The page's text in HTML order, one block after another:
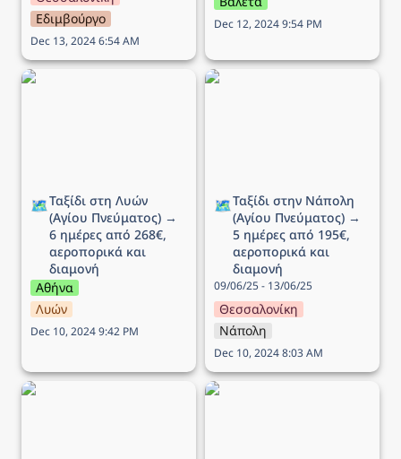
Εδιμβούργο
Dec 13, 2024 6:54 AM
Dec 12, 2024 9:54 PM
Ταξίδι στη Λυών (Αγίου
🗺️Ταξίδι στη Λυών
(Αγίου Πνεύματος) →
6 ημέρες από 268€,
αεροπορικά και
διαμονή
Αθήνα
Λυών
Dec 10, 2024 9:42 PM
Ταξίδι στην Νάπολη
🗺️Ταξίδι στην Νάπολη
(Αγίου Πνεύματος) →
5 ημέρες από 195€,
αεροπορικά και
διαμονή
09/06/25 - 13/06/25
Θεσσαλονίκη
Νάπολη
Dec 10, 2024 8:03 AM
Ταξίδι στο Ντουμπρόβνικ
Ταξίδι στην Ισλανδία → 7